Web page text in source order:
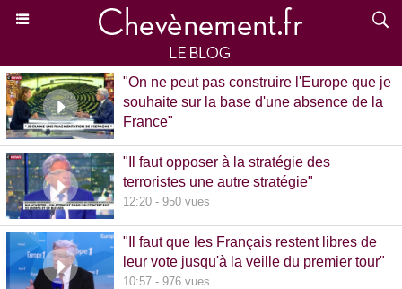
"On ne peut pas construire l'Europe que je
souhaite sur la base d'une absence de la
France"
"Il faut opposer à la stratégie des
terroristes une autre stratégie"
12:20 - 950 vues
"Il faut que les Français restent libres de
leur vote jusqu'à la veille du premier tour"
10:57 - 976 vues